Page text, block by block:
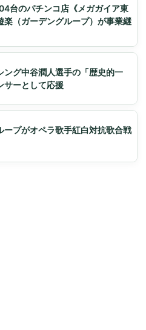
台のパチンコ店《メガガイア東
楽（ガーデングループ）が事業継
ング中谷潤人選手の「歴史的一
サーとして応援
ープがオペラ歌手紅白対抗歌合戦